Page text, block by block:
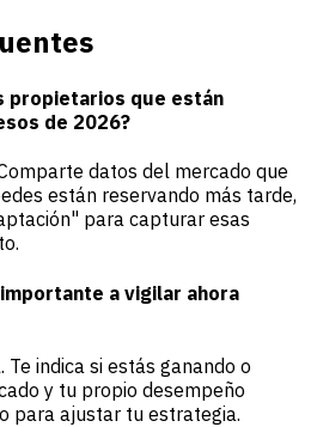
propietarios que están
de 2026?
datos del mercado que
están reservando más tarde,
para capturar esas
a vigilar ahora
indica si estás ganando o
y tu propio desempeño
para ajustar tu estrategia.